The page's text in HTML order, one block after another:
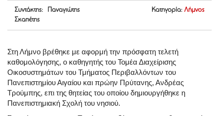
Συντάκτης: Παναγιώτης
Σκαπέτης
Κατηγορία: Λήμνος
Στη Λήμνο βρέθηκε με αφορμή την πρόσφατη τελετή
καθομολόγησης, ο καθηγητής του Τομέα Διαχείρισης
Οικοσυστημάτων του Τμήματος Περιβαλλόντων του
Πανεπιστημίου Αιγαίου και πρώην Πρύτανης, Ανδρέας
Τρούμπης, επι της θητείας του οποίου δημιουργήθηκε η
Πανεπιστημιακή Σχολή του νησιού.